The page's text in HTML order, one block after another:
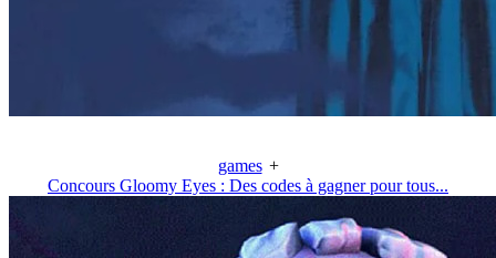
games +
Concours Gloomy Eyes : Des codes à gagner pour tous...